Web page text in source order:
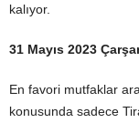
kalıyor.
31 Mayıs 2023
En favori mutfaklar
konusunda sadece